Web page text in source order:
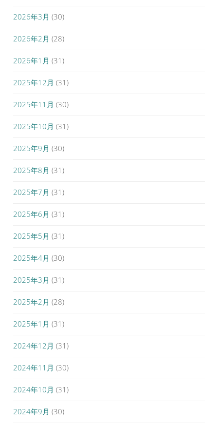
2026年3月 (30)
2026年2月 (28)
2026年1月 (31)
2025年12月 (31)
2025年11月 (30)
2025年10月 (31)
2025年9月 (30)
2025年8月 (31)
2025年7月 (31)
2025年6月 (31)
2025年5月 (31)
2025年4月 (30)
2025年3月 (31)
2025年2月 (28)
2025年1月 (31)
2024年12月 (31)
2024年11月 (30)
2024年10月 (31)
2024年9月 (30)